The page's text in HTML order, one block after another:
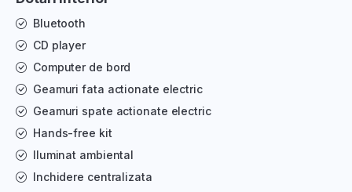
Bluetooth
CD player
Computer de bord
Geamuri fata actionate electric
Geamuri spate actionate electric
Hands-free kit
Iluminat ambiental
Inchidere centralizata